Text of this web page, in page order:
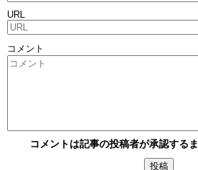
URL
コメント
コメントは記事の投稿者が承認する